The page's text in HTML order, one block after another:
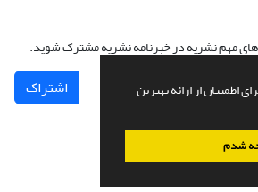
اطمینان از ارائه بهترین
شدم
های مهم نشریه در خبرنامه نشریه مشترک شوید.
اشتراک
طراحی و پیاده سازی ازسیناوب